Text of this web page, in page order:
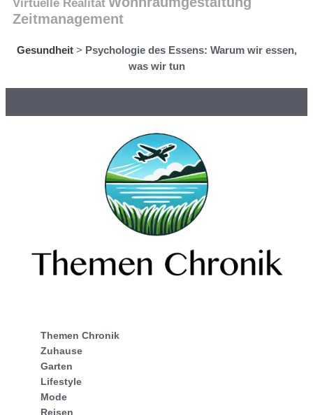
Virtuelle Realität
Zeitmanagement
Gesundheit> Psychologie des Essens: Warum wir essen,
was wir tun
Themen Chronik
Zuhause
Garten
Lifestyle
Mode
Reisen